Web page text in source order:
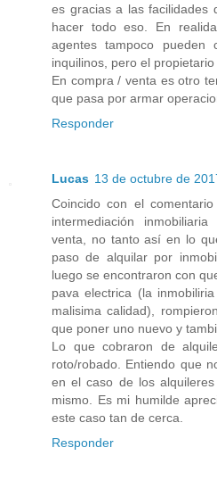
es gracias a las facilidades
hacer todo eso. En
agentes tampoco
inquilinos, pero el
En compra / venta es otro
que pasa por armar
Responder
Lucas 13 de octubre de
Coincido con el
intermediación
venta, no tanto así en lo
paso de alquilar por
luego se encontraron con
pava electrica (la
malisima calidad),
que poner uno nuevo y
Lo que cobraron de
roto/robado. Entiendo que
en el caso de los
mismo. Es mi humilde
este caso tan de cerca.
Responder